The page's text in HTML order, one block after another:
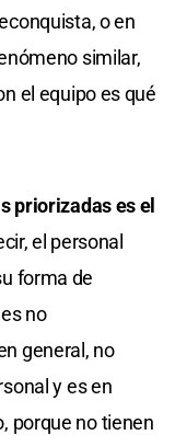
o en
similar,
el equipo es qué
priorizadas es el
el personal
forma de
no
general, no
y es en
porque no tienen